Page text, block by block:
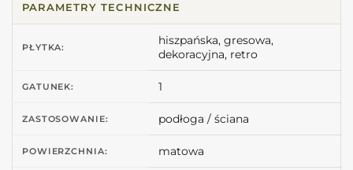
PARAMETRY TECHNICZNE
PŁYTKA:
hiszpańska, gresowa,
dekoracyjna, retro
GATUNEK: 1
ZASTOSOWANIE: podłoga / ściana
POWIERZCHNIA: matowa